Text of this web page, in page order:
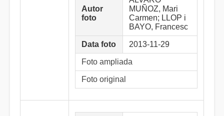
Autor
foto
MUÑOZ, Mari
Carmen; LLOP i
BAYO, Francesc
Data foto 2013-11-29
Foto ampliada
Foto original